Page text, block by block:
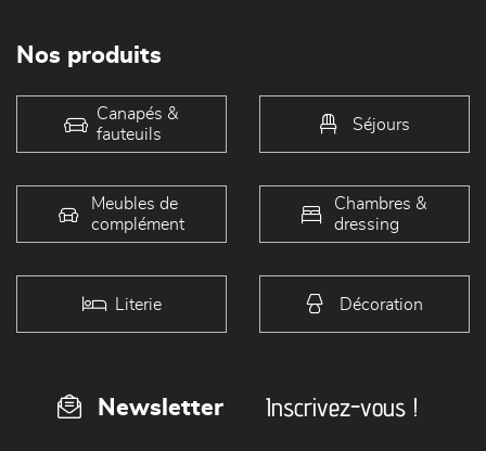
Nos produits
Canapés &
fauteuils
Séjours
Meubles de
complément
Chambres &
dressing
Literie Décoration
Newsletter Inscrivez-vous !